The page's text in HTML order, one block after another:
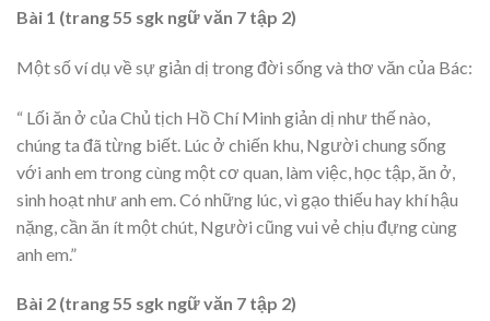
Bài 1 (trang 55 sgk ngữ văn 7 tập 2)
Một số ví dụ về sự giản dị trong đời sống và thơ văn của Bác:
“ Lối ăn ở của Chủ tịch Hồ Chí Minh giản dị như thế nào,
chúng ta đã từng biết. Lúc ở chiến khu, Người chung sống
với anh em trong cùng một cơ quan, làm việc, học tập, ăn ở,
sinh hoạt như anh em. Có những lúc, vì gạo thiếu hay khí hậu
nặng, cần ăn ít một chút, Người cũng vui vẻ chịu đựng cùng
anh em.”
Bài 2 (trang 55 sgk ngữ văn 7 tập 2)